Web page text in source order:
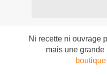
Ni recette ni ouvrage
mais une